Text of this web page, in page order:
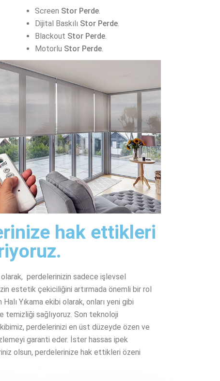
Screen Stor Perde.
Dijital Baskılı Stor Perde.
Blackout Stor Perde.
Motorlu Stor Perde.
hak ettikleri
olarak, perdelerinizin sadece işlevsel
estetik çekiciliğini artırmada önemli bir rol
Yıkama ekibi olarak, onları yeni gibi
sağlıyoruz. Son teknoloji
perdelerinizi en üst düzeyde özen ve
garanti eder. İster hassas ipek
olsun, perdelerinize hak ettikleri özeni